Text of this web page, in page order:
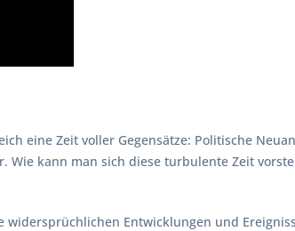
eine Zeit voller Gegensätze: Politische
kann man sich diese turbulente Zeit
widersprüchlichen Entwicklungen und